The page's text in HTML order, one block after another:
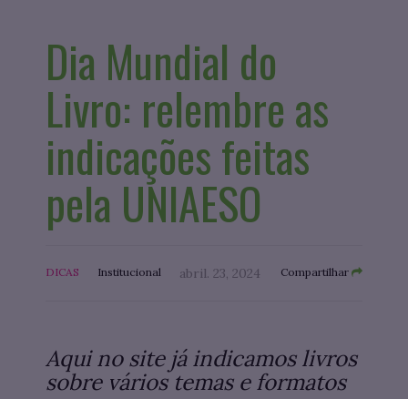
Dia Mundial do
Livro: relembre as
indicações feitas
pela UNIAESO
DICAS Institucional abril. 23, 2024 Compartilhar
Aqui no site já indicamos livros
sobre vários temas e formatos